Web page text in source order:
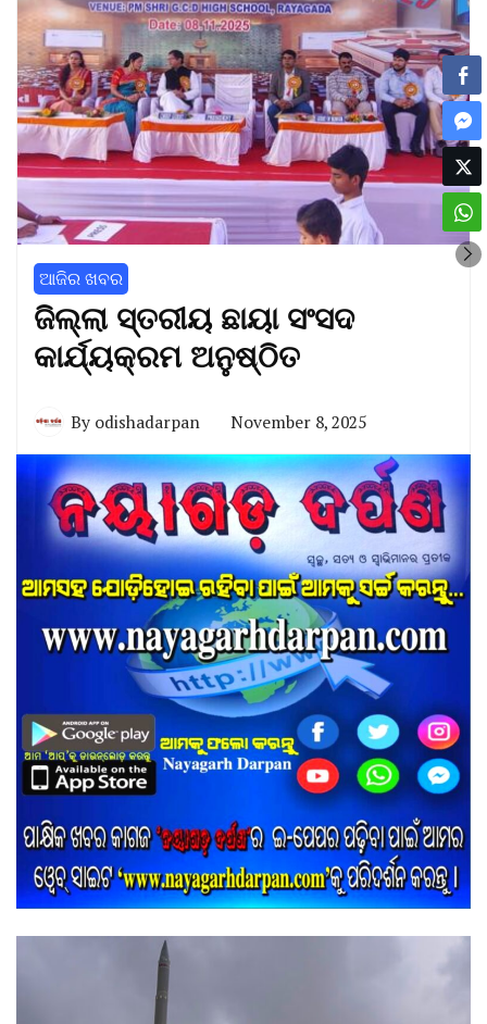
ଆଜିର ଖବର
ଜିଲ୍ଲା ସ୍ତରୀୟ ଛାୟା ସଂସଦ
କାର୍ଯ୍ୟକ୍ରମ ଅନୁଷ୍ଠିତ
By odishadarpan November 8, 2025